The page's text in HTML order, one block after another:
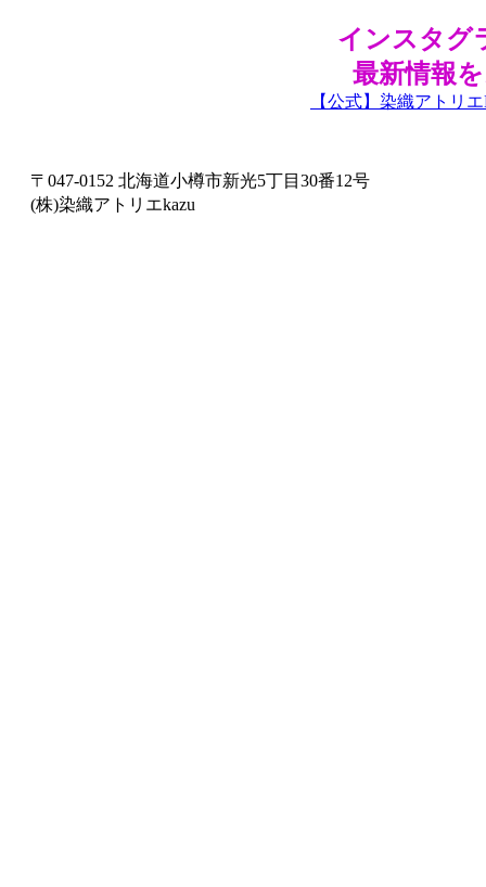
インスタグ
最新情報
【公式】染織アトリ
〒047-0152 北海道小樽市新光5丁目30番12号
(株)染織アトリエkazu